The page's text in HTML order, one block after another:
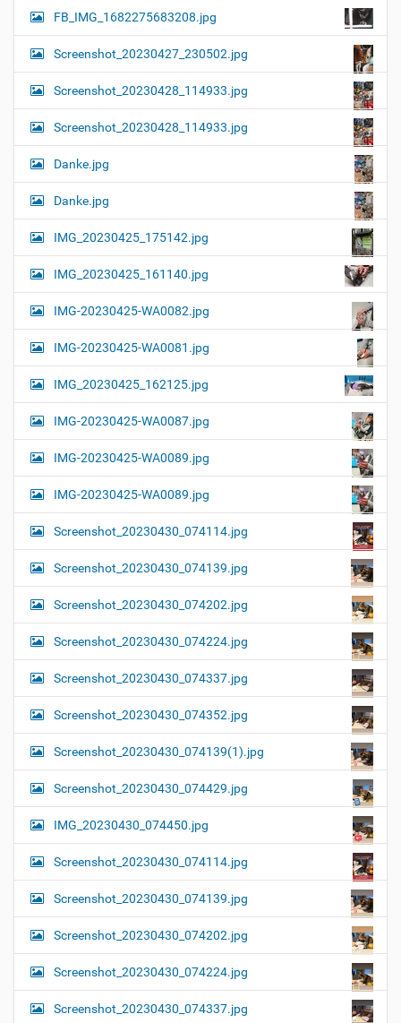
FB_IMG_1682275683208.jpg
Screenshot_20230427_230502.jpg
Screenshot_20230428_114933.jpg
Screenshot_20230428_114933.jpg
Danke.jpg
Danke.jpg
IMG_20230425_175142.jpg
IMG_20230425_161140.jpg
IMG-20230425-WA0082.jpg
IMG-20230425-WA0081.jpg
IMG_20230425_162125.jpg
IMG-20230425-WA0087.jpg
IMG-20230425-WA0089.jpg
IMG-20230425-WA0089.jpg
Screenshot_20230430_074114.jpg
Screenshot_20230430_074139.jpg
Screenshot_20230430_074202.jpg
Screenshot_20230430_074224.jpg
Screenshot_20230430_074337.jpg
Screenshot_20230430_074352.jpg
Screenshot_20230430_074139(1).jpg
Screenshot_20230430_074429.jpg
IMG_20230430_074450.jpg
Screenshot_20230430_074114.jpg
Screenshot_20230430_074139.jpg
Screenshot_20230430_074202.jpg
Screenshot_20230430_074224.jpg
Screenshot_20230430_074337.jpg